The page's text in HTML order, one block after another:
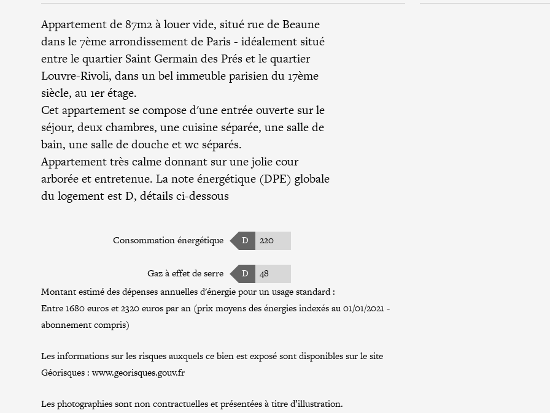
Appartement de 87m2 à louer vide, situé rue de Beaune
dans le 7ème arrondissement de Paris - idéalement situé
entre le quartier Saint Germain des Prés et le quartier
Louvre-Rivoli, dans un bel immeuble parisien du 17ème
siècle, au 1er étage.
Cet appartement se compose d'une entrée ouverte sur le
séjour, deux chambres, une cuisine séparée, une salle de
bain, une salle de douche et wc séparés.
Appartement très calme donnant sur une jolie cour
arborée et entretenue. La note énergétique (DPE) globale
du logement est D, détails ci-dessous
Consommation énergétique D 220
Gaz à effet de serre D
48
Montant estimé des dépenses annuelles d'énergie pour un usage standard :
Entre 1680 euros et 2320 euros par an (prix moyens des énergies indexés au 01/01/2021 -
abonnement compris)
Les informations sur les risques auxquels ce bien est exposé sont disponibles sur le site
Géorisques :www.georisques.gouv.fr
Les photographies sont non contractuelles et présentées à titre d’illustration.